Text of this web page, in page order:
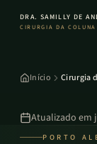
DRA. SAMILLY DE
CIRURGIA DA COLUNA
Início Cirurgia
Atualizado em
PORTO